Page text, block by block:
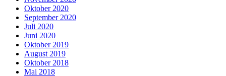
Oktober 2020
September 2020
Juli 2020
Juni 2020
Oktober 2019
August 2019
Oktober 2018
Mai 2018